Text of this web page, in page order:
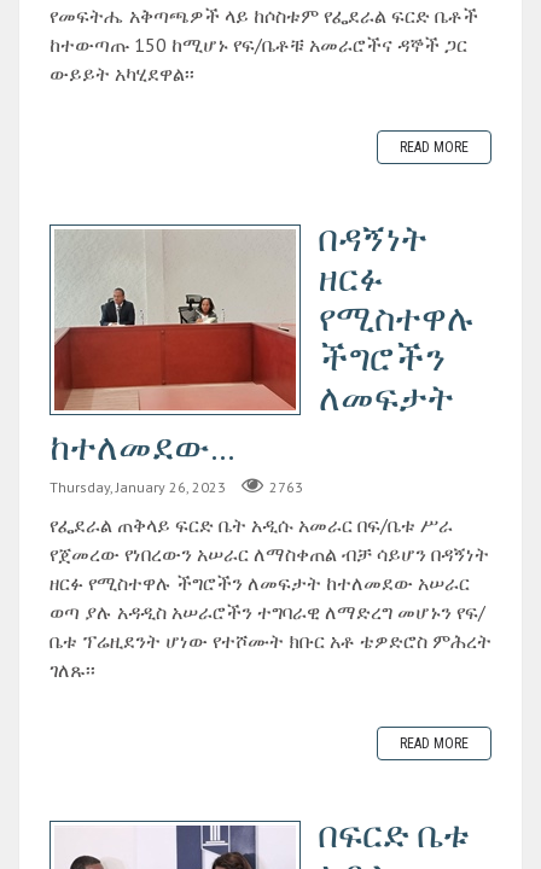
የመፍትሔ አቅጣጫዎች ላይ ከሶስቱም የፌደራል ፍርድ ቤቶች
ከተውጣጡ 150 ከሚሆኑ የፍ/ቤቶቹ አመራሮችና ዳኞች ጋር
ውይይት አካሂደዋል፡፡
READ MORE
በዳኝነት
ዘርፉ
የሚስተዋሉ
ችግሮችን
ለመፍታት
ከተለመደው...
Thursday, January 26, 2023 2763
የፌደራል ጠቅላይ ፍርድ ቤት አዲሱ አመራር በፍ/ቤቱ ሥራ
የጀመረው የነበረውን አሠራር ለማስቀጠል ብቻ ሳይሆን በዳኝነት
ዘርፉ የሚስተዋሉ ችግሮችን ለመፍታት ከተለመደው አሠራር
ወጣ ያሉ አዳዲስ አሠራሮችን ተግባራዊ ለማድረግ መሆኑን የፍ/
ቤቱ ፕሬዚደንት ሆነው የተሾሙት ክቡር አቶ ቴዎድሮስ ምሕረት
ገለጹ፡፡
READ MORE
በፍርድ ቤቱ